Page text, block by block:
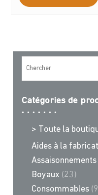
Catégories de
> Toute la
Aides à la
Assaisonnements
Boyaux (23)
Consommables